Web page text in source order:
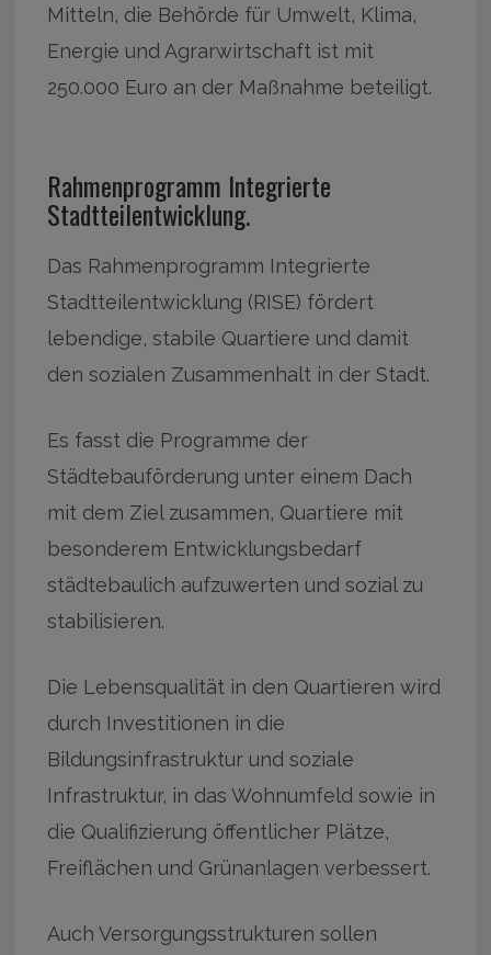
Mitteln, die Behörde für Umwelt, Klima,
Energie und Agrarwirtschaft ist mit
250.000 Euro an der Maßnahme beteiligt.
Rahmenprogramm Integrierte
Stadtteilentwicklung.
Das Rahmenprogramm Integrierte
Stadtteilentwicklung (RISE) fördert
lebendige, stabile Quartiere und damit
den sozialen Zusammenhalt in der Stadt.
Es fasst die Programme der
Städtebauförderung unter einem Dach
mit dem Ziel zusammen, Quartiere mit
besonderem Entwicklungsbedarf
städtebaulich aufzuwerten und sozial zu
stabilisieren.
Die Lebensqualität in den Quartieren wird
durch Investitionen in die
Bildungsinfrastruktur und soziale
Infrastruktur, in das Wohnumfeld sowie in
die Qualifizierung öffentlicher Plätze,
Freiflächen und Grünanlagen verbessert.
Auch Versorgungsstrukturen sollen